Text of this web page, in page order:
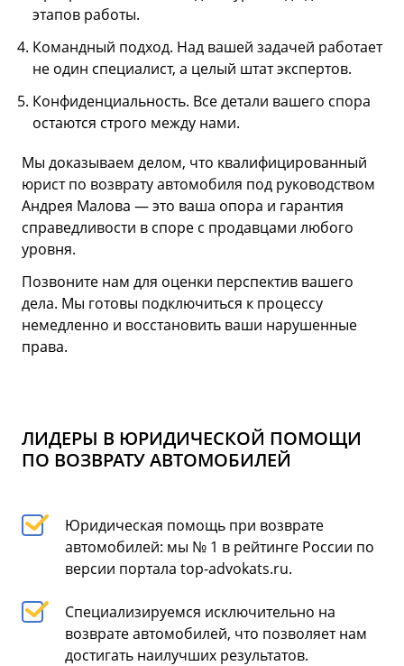
этапов работы.
Командный подход. Над вашей задачей работает
не один специалист, а целый штат экспертов.
Конфиденциальность. Все детали вашего спора
остаются строго между нами.
Мы доказываем делом, что квалифицированный
юрист по возврату автомобиля под руководством
Андрея Малова — это ваша опора и гарантия
справедливости в споре с продавцами любого
уровня.
Позвоните нам для оценки перспектив вашего
дела. Мы готовы подключиться к процессу
немедленно и восстановить ваши нарушенные
права.
ЛИДЕРЫ В ЮРИДИЧЕСКОЙ ПОМОЩИ
ПО ВОЗВРАТУ АВТОМОБИЛЕЙ
Юридическая помощь при возврате
автомобилей: мы № 1 в рейтинге России по
версии портала top-advokats.ru.
Специализируемся исключительно на
возврате автомобилей, что позволяет нам
достигать наилучших результатов.